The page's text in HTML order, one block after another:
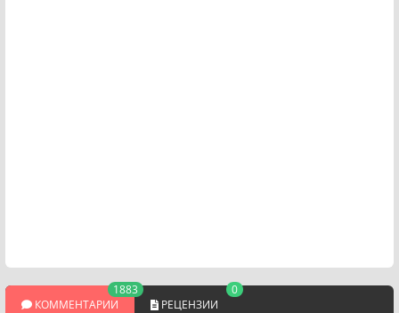
КОММЕНТАРИИ
1883
РЕЦЕНЗИИ
0